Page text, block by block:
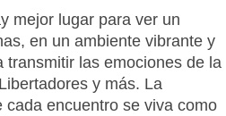
mejor lugar para ver un
en un ambiente vibrante y
transmitir las emociones de la
y más. La
encuentro se viva como